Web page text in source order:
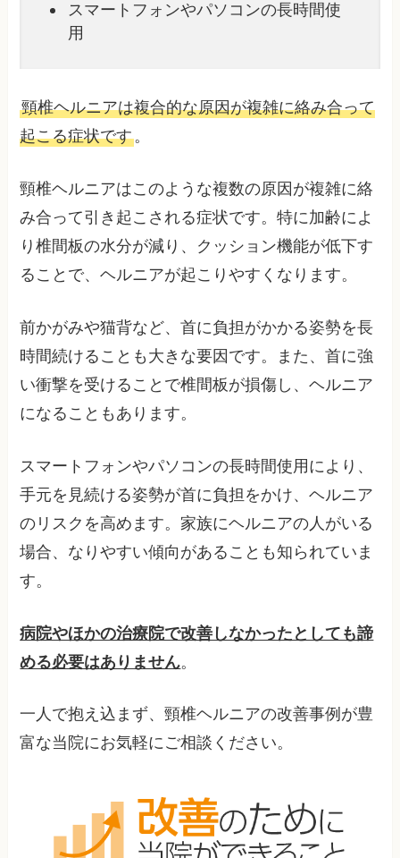
スマートフォンやパソコンの長時間使
用
頸椎ヘルニアは複合的な原因が複雑に絡み合って
起こる症状です。
頸椎ヘルニアはこのような複数の原因が複雑に絡
み合って引き起こされる症状です。特に加齢によ
り椎間板の水分が減り、クッション機能が低下す
ることで、ヘルニアが起こりやすくなります。
前かがみや猫背など、首に負担がかかる姿勢を長
時間続けることも大きな要因です。また、首に強
い衝撃を受けることで椎間板が損傷し、ヘルニア
になることもあります。
スマートフォンやパソコンの長時間使用により、
手元を見続ける姿勢が首に負担をかけ、ヘルニア
のリスクを高めます。家族にヘルニアの人がいる
場合、なりやすい傾向があることも知られていま
す。
病院やほかの治療院で改善しなかったとしても諦
める必要はありません。
一人で抱え込まず、頸椎ヘルニアの改善事例が豊
富な当院にお気軽にご相談ください。